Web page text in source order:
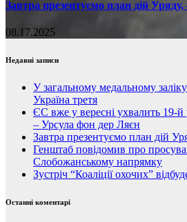
Завтра презентуємо план дій
08.17.2025
Недавні записи
У загальному медальному
Україна третя
ЄС вже у вересні ухвалить 19-й
– Урсула фон дер Ляєн
Завтра презентуємо план дій
Генштаб повідомив про
Слобожанському напрямку
Зустріч “Коаліції охочих”
Останні коментарі